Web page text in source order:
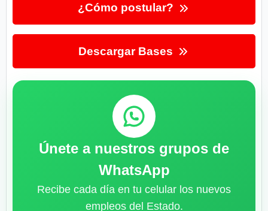
¿Cómo postular?
Descargar Bases
Únete a nuestros grupos de
WhatsApp
Recibe cada día en tu celular los nuevos
empleos del Estado.